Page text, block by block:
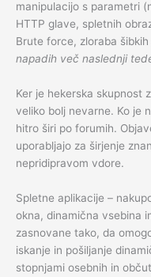
manipulacijo s parametri
HTTP glave, spletnih
Brute force, zloraba
napadih več naslednji
Ker je hekerska skupnost
veliko bolj nevarne. Ko je
hitro širi po forumih.
uporabljajo za širjenje
nepridipravom vdore.
Spletne aplikacije –
okna, dinamična vsebina
zasnovane tako, da
iskanje in pošiljanje
stopnjami osebnih in